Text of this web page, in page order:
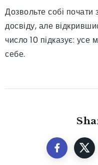
Дозвольте собі
досвіду, але
число 10 підказує:
себе.